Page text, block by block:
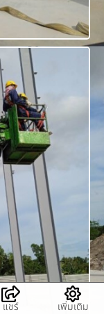
แชร์ เพิ่มเติม